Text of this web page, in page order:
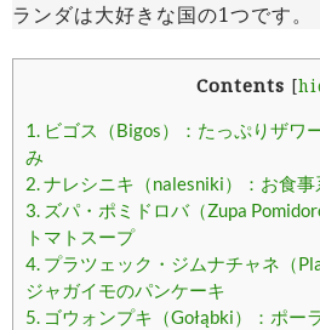
ランダは大好きな国の1つです。
Contents [
1. ビゴス（Bigos）：たっぷりザワ
み
2.ナレシニキ（nalesniki）：お食
3. ズパ・ポミドロバ（Zupa
トマトスープ
4. プラツェック・ジムナチャネ（
ジャガイモのパンケーキ
5. ゴウォンプキ（Gołąbki）：ポー